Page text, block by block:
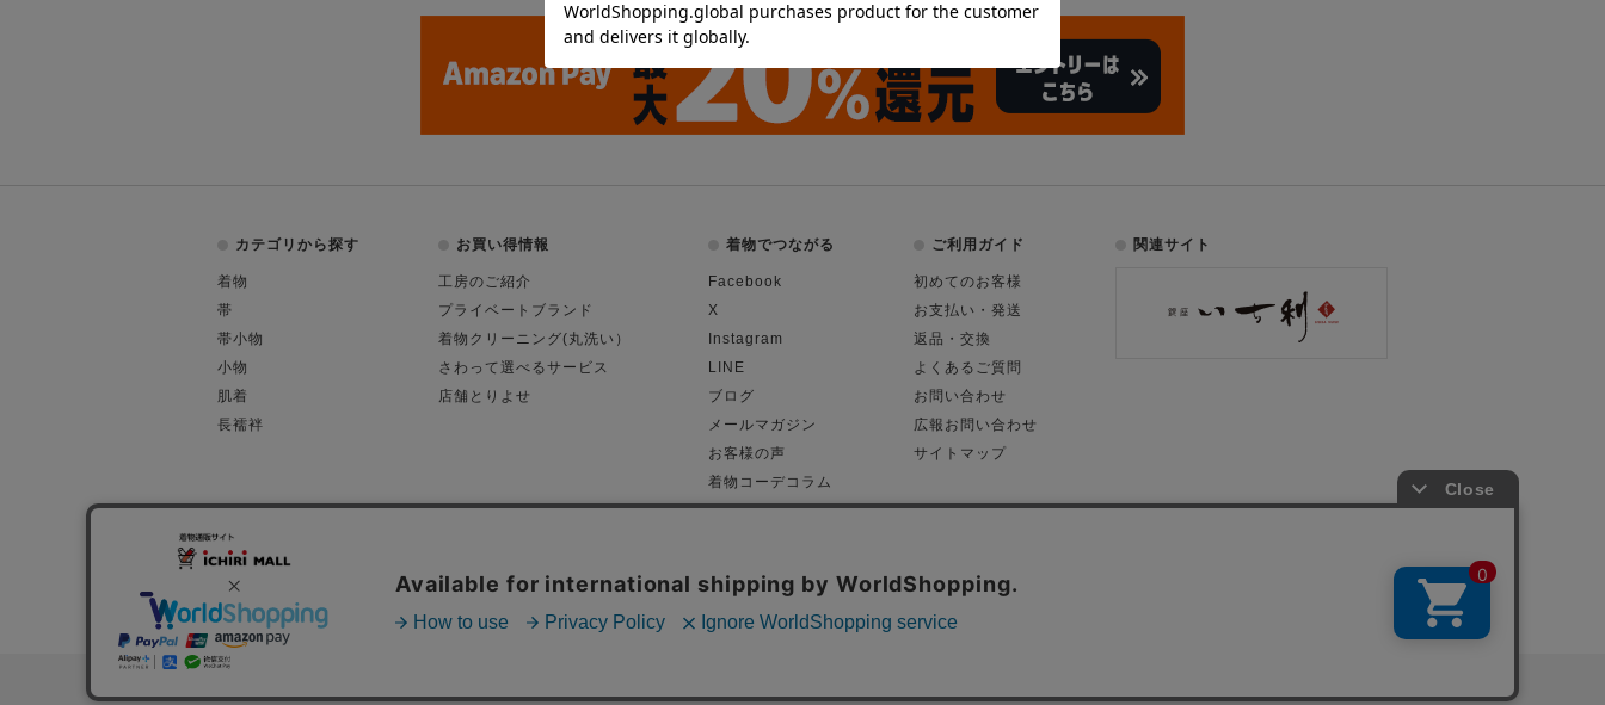
カテゴリから探す
着物
帯
帯小物
小物
肌着
長襦袢
お買い得情報
工房のご紹介
プライベートブランド
着物クリーニング(丸洗い）
さわって選べるサービス
店舗とりよせ
着物でつながる
Facebook
X
Instagram
LINE
ブログ
メールマガジン
お客様の声
着物コーデコラム
ご利用ガイド
初めてのお客様
お支払い・発送
返品・交換
よくあるご質問
お問い合わせ
広報お問い合わせ
サイトマップ
関連サイト